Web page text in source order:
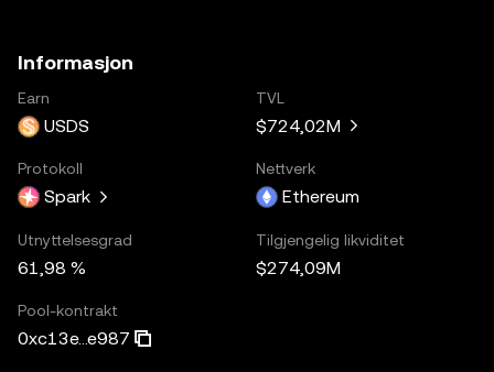
Informasjon
Earn
USDS
TVL
$724,02M
Protokoll
Spark
Nettverk
Ethereum
Utnyttelsesgrad
61,98 %
Tilgjengelig likviditet
$274,09M
Pool-kontrakt
0xc13e...e987